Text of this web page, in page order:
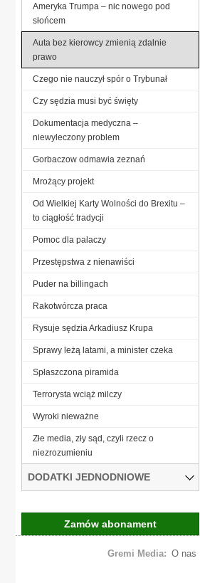
Ameryka Trumpa – nic nowego pod
słońcem
Auta bez kierowcy zmienią zdalnie
prawo
Czego nie nauczył spór o Trybunał
Czy sędzia musi być święty
Dokumentacja medyczna –
niewyleczony problem
Gorbaczow odmawia zeznań
Mrożący projekt
Od Wielkiej Karty Wolności do Brexitu –
to ciągłość tradycji
Pomoc dla palaczy
Przestępstwa z nienawiści
Puder na billingach
Rakotwórcza praca
Rysuje sędzia Arkadiusz Krupa
Sprawy leżą latami, a minister czeka
Spłaszczona piramida
Terrorysta wciąż milczy
Wyroki nieważne
Złe media, zły sąd, czyli rzecz o
niezrozumieniu
DODATKI JEDNODNIOWE
Zamów abonament
Gremi Media: O nas